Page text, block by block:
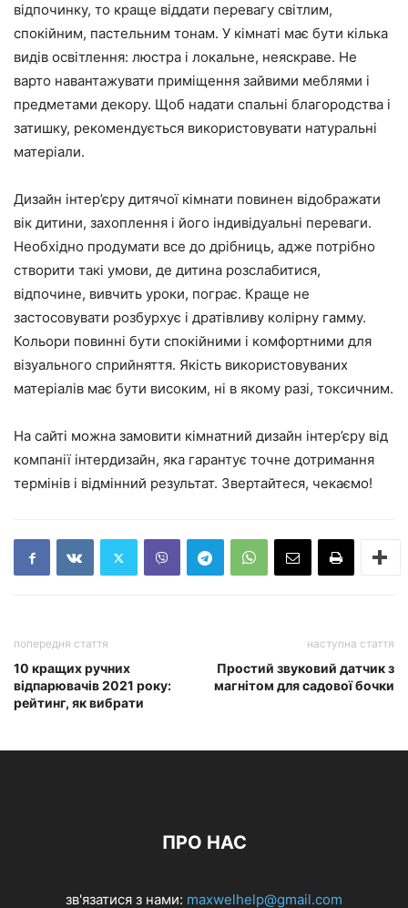
відпочинку, то краще віддати перевагу світлим,
спокійним, пастельним тонам. У кімнаті має бути кілька
видів освітлення: люстра і локальне, неяскраве. Не
варто навантажувати приміщення зайвими меблями і
предметами декору. Щоб надати спальні благородства і
затишку, рекомендується використовувати натуральні
матеріали.
Дизайн інтер’єру дитячої кімнати повинен відображати
вік дитини, захоплення і його індивідуальні переваги.
Необхідно продумати все до дрібниць, адже потрібно
створити такі умови, де дитина розслабитися,
відпочине, вивчить уроки, пограє. Краще не
застосовувати розбурхує і дратівливу колірну гамму.
Кольори повинні бути спокійними і комфортними для
візуального сприйняття. Якість використовуваних
матеріалів має бути високим, ні в якому разі, токсичним.
На сайті можна замовити кімнатний дизайн інтер’єру від
компанії інтердизайн, яка гарантує точне дотримання
термінів і відмінний результат. Звертайтеся, чекаємо!
попередня стаття
10 кращих ручних
відпарювачів 2021 року:
рейтинг, як вибрати
наступна стаття
Простий звуковий датчик з
магнітом для садової бочки
ПРО НАС
зв'язатися з нами: maxwelhelp@gmail.com